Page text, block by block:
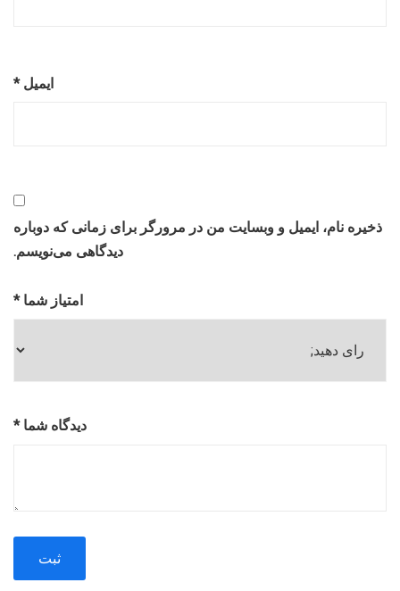
ایمیل*
ذخیره نام، ایمیل و وبسایت من در مرورگر برای زمانی که دوباره
دیدگاهی می‌نویسم.
امتیاز شما*
دیدگاه شما*